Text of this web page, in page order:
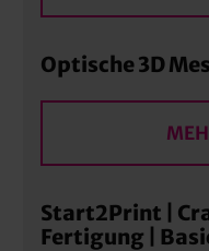
Optische 3D
Start2Print |
Fertigung |